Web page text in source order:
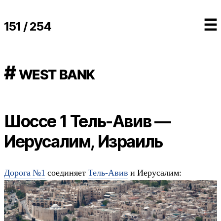
151 / 254 ☰
# west bank
Шоссе 1 Тель-Авив —
Иерусалим, Израиль
Дорога №1 соединяетТель-Авив и Иерусалим: